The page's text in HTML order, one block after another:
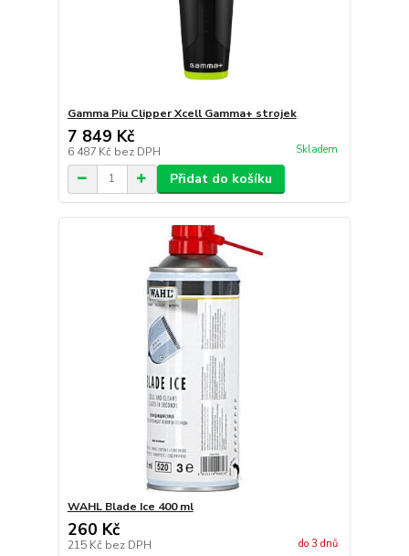
Gamma Piu Clipper Xcell Gamma+ strojek
7 849 Kč
6 487 Kč bez DPH Skladem
Přidat do košíku
WAHL Blade Ice 400 ml
260 Kč
215 Kč bez DPH do 3 dnů